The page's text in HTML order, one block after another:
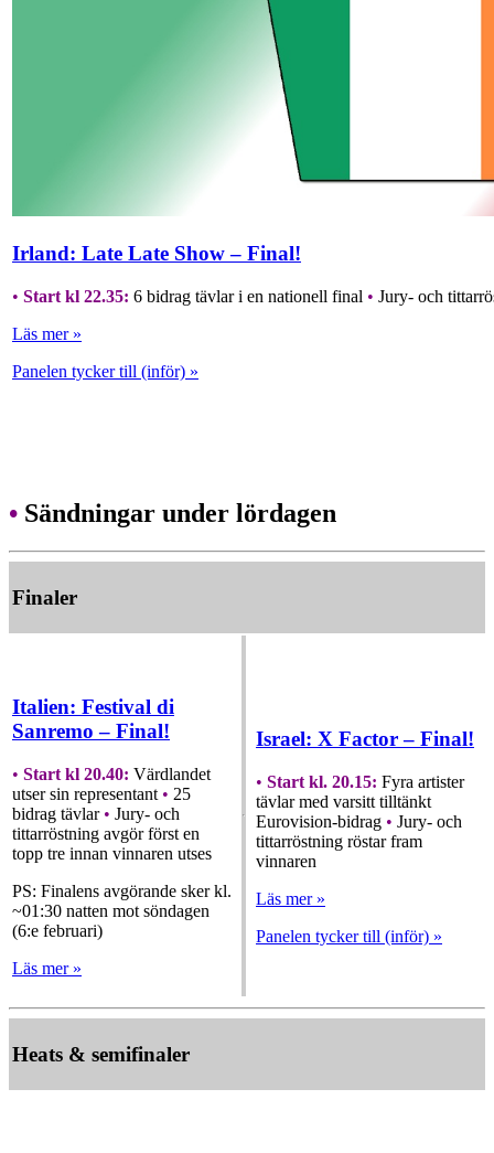
Irland: Late Late Show – Final!
• Start kl 22.35: 6 bidrag tävlar i en nationell final • Jury- och
Läs mer »
Panelen tycker till (inför) »
• Sändningar under lördagen
Finaler
Italien: Festival di
Sanremo – Final!
• Start kl 20.40: Värdlandet
utser sin representant • 25
bidrag tävlar • Jury- och
tittarröstning avgör först en
topp tre innan vinnaren utses
PS: Finalens avgörande sker kl.
~01:30 natten mot söndagen
(6:e februari)
Läs mer »
Israel: X Factor – Final!
• Start kl. 20.15: Fyra artister
tävlar med varsitt tilltänkt
Eurovision-bidrag • Jury- och
tittarröstning röstar fram
vinnaren
Läs mer »
Panelen tycker till (inför) »
Heats & semifinaler